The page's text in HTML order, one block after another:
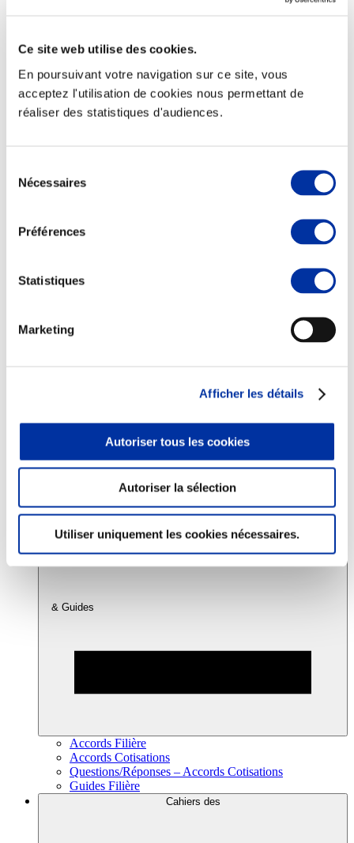
Ce site web utilise des cookies.
En poursuivant votre navigation sur ce site, vous
acceptez l'utilisation de cookies nous permettant de
réaliser des statistiques d'audiences.
Nécessaires
Préférences
Statistiques
Marketing
Afficher les détails
Autoriser tous les cookies
Autoriser la sélection
Utiliser uniquement les cookies nécessaires.
Transport – mise en marché
Abattoir
Viandes et santé
Juste rémunération et attractivité des métiers
Sources d’information
Accords
& Guides
Accords Filière
Accords Cotisations
Questions/Réponses – Accords Cotisations
Guides Filière
Cahiers des